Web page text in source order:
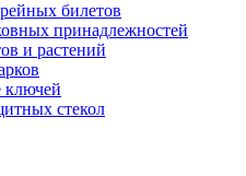
билетов
принадлежностей
и растений
ключей
стекол